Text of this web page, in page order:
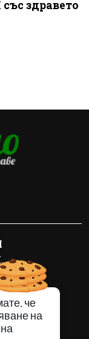
здравето
че
на